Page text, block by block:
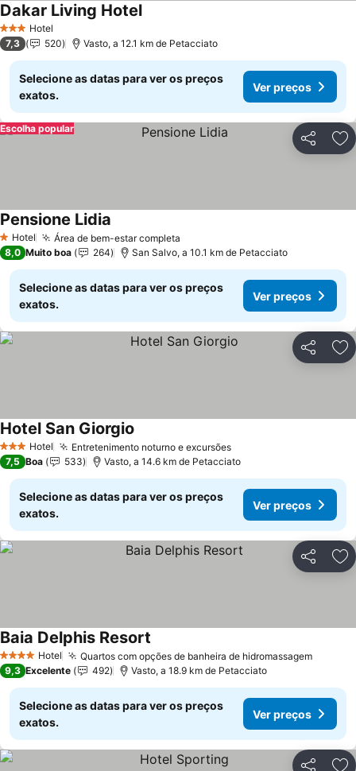
3 EstrelasHotel
Dakar Living HotelVer preços
7,3 520 Vasto, a 12.1 km de Petacciato
Selecione as datas para ver os preços
exatos.
Ver preços
Partilhar
Escolha popular
1 Estrelas
Hotel Área de bem-estar completa
Pensione Lidia
8,0 Muito boa 264 San Salvo, a 10.1 km de Petacciato
Selecione as datas para ver os preços
exatos.
Ver preços
Partilhar
3 EstrelasHotel Entretenimento noturno e excursõesVer preços
Hotel San Giorgio
7,5 Boa 533 Vasto, a 14.6 km de Petacciato
Selecione as datas para ver os preços
exatos.
Ver preços
Partilhar
4 EstrelasHotel Quartos com opções de banheira de hidromassagemVer
Baia Delphis Resort
9,3 Excelente 492 Vasto, a 18.9 km de Petacciato
Selecione as datas para ver os preços
exatos.
Ver preços